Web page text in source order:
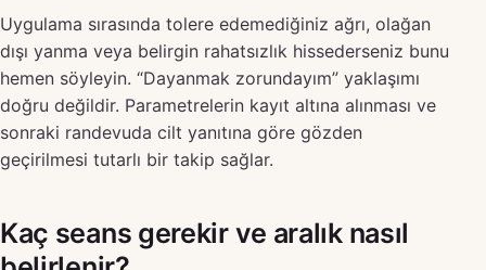
Uygulama sırasında tolere edemediğiniz ağrı, olağan
dışı yanma veya belirgin rahatsızlık hissederseniz bunu
hemen söyleyin. “Dayanmak zorundayım” yaklaşımı
doğru değildir. Parametrelerin kayıt altına alınması ve
sonraki randevuda cilt yanıtına göre gözden
geçirilmesi tutarlı bir takip sağlar.
Kaç seans gerekir ve aralık nasıl